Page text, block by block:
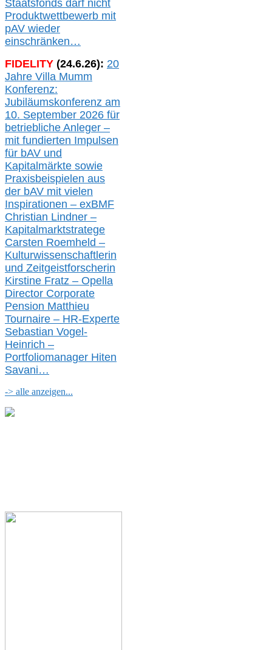
Staatsfonds darf nicht
Produktwettbewerb mit
pAV wieder
einschränken…
FIDELITY (24.6.26): 20
Jahre Villa Mumm
Konferenz:
Jubiläumskonferenz am
10. September 2026 für
betriebliche Anleger –
mit fundierten Impulsen
für bAV und
Kapitalmärkte sowie
Praxisbeispielen aus
der bAV mit vielen
Inspirationen – exBMF
Christian Lindner –
Kapitalmarktstratege
Carsten Roemheld –
Kulturwissenschaftlerin
und Zeitgeistforscherin
Kirstine Fratz – Opella
Director Corporate
Pension Matthieu
Tournaire – HR-Experte
Sebastian Vogel-
Heinrich –
Portfoliomanager Hiten
Savani…
-> alle anzeigen...